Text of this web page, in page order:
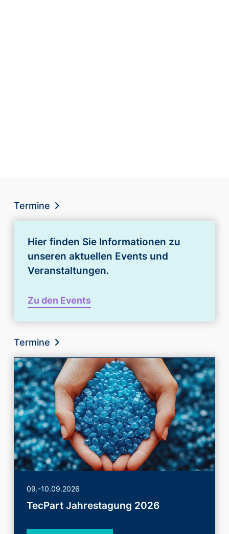
Termine
Hier finden Sie Informationen zu
unseren aktuellen Events und
Veranstaltungen.
Zu den Events
Termine
09.-10.09.2026
TecPart Jahrestagung 2026